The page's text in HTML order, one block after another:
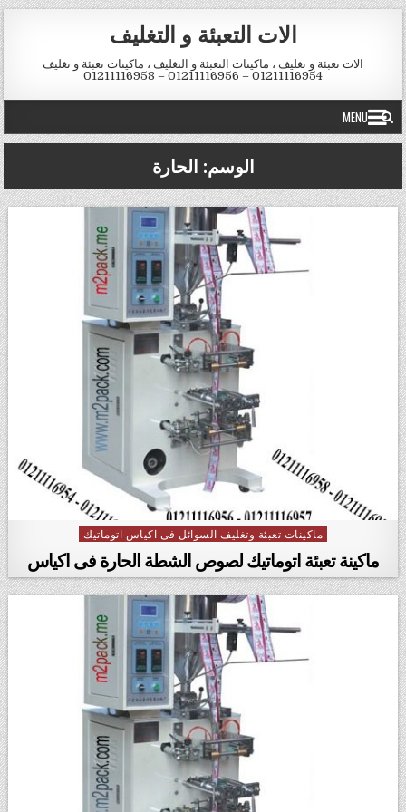
Skip to content
الات التعبئة و التغليف
الات تعبئة و تغليف ، ماكينات التعبئة و التغليف ، ماكينات تعبئة و تغليف
01211116954 – 01211116956 – 01211116958
MENU
الوسم: الحارة
Posted in
ماكينات تعبئة وتغليف السوائل فى اكياس اتوماتيك
ماكينة تعبئة اتوماتيك لصوص الشطة الحارة فى اكياس